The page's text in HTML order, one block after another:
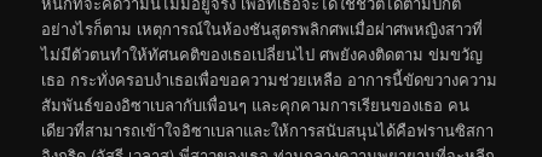
อย่างไรก็ตาม เหตุการณ์ในห้องชันสูตรพลิกศพเมื่อผ่าศพหญิงสาวที่
ไม่มีตัวตนทำให้ทัศนคติของเธอเปลี่ยนไป ศพยังคงติดตาม ข่มขวัญ
เธอ กระทั่งครอบงำเธอเพื่อขอความช่วยเหลือ อาการนี้ขัดขวางความ
สัมพันธ์ของอิซาเบลากับเพื่อนๆ และคุกคามการเรียนของเธอ คน
เดียวที่สามารถเข้าใจอิซาเบลาและให้การสนับสนุนได้คือฟรานซิสกา